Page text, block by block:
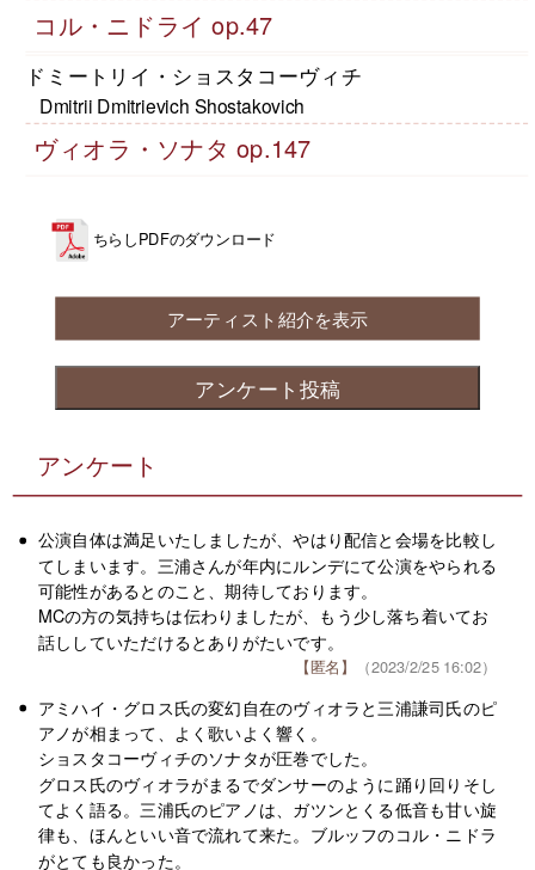
コル・ニドライ op.47
ドミートリイ・ショスタコーヴィチ
Dmitrii Dmitrievich Shostakovich
ヴィオラ・ソナタ op.147
ちらしPDFのダウンロード
アーティスト紹介を表示
アンケート
公演自体は満足いたしましたが、やはり配信と会場を比較し
てしまいます。三浦さんが年内にルンデにて公演をやられる
可能性があるとのこと、期待しております。
MCの方の気持ちは伝わりましたが、もう少し落ち着いてお
話ししていただけるとありがたいです。
【匿名】 （2023/2/25 16:02）
アミハイ・グロス氏の変幻自在のヴィオラと三浦謙司氏のピ
アノが相まって、よく歌いよく響く。
ショスタコーヴィチのソナタが圧巻でした。
グロス氏のヴィオラがまるでダンサーのように踊り回りそし
てよく語る。三浦氏のピアノは、ガツンとくる低音も甘い旋
律も、ほんといい音で流れて来た。ブルッフのコル・ニドラ
がとても良かった。